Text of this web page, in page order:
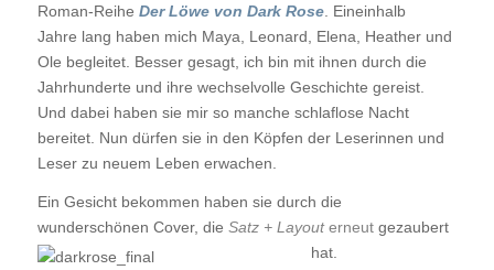
Roman-Reihe Der Löwe von Dark Rose. Eineinhalb
Jahre lang haben mich Maya, Leonard, Elena, Heather und
Ole begleitet. Besser gesagt, ich bin mit ihnen durch die
Jahrhunderte und ihre wechselvolle Geschichte gereist.
Und dabei haben sie mir so manche schlaflose Nacht
bereitet. Nun dürfen sie in den Köpfen der Leserinnen und
Leser zu neuem Leben erwachen.
Ein Gesicht bekommen haben sie durch die
wunderschönen Cover, die Satz + Layouterneutgezaubert
hat.